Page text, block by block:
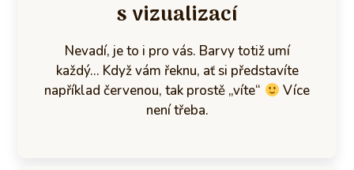
s vizualizací
Nevadí, je to i pro vás. Barvy totiž umí
každý... Když vám řeknu, ať si představíte
například červenou, tak prostě „víte“
Více
není třeba.